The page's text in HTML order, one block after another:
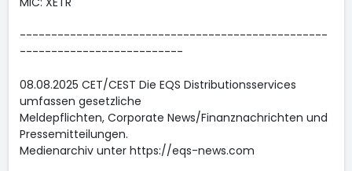
-------------------------------------------------
--------------------------
08.08.2025 CET/CEST Die EQS Distributionsservices
umfassen gesetzliche
Meldepflichten, Corporate News/Finanznachrichten und
Pressemitteilungen.
Medienarchiv unter https://eqs-news.com